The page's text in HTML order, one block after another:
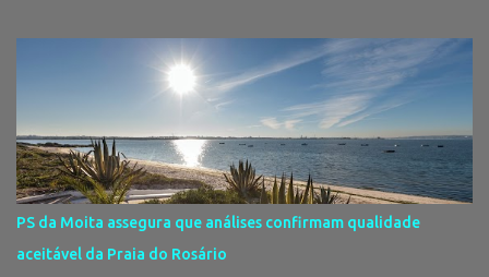
decorreu com total transparência, cumpriu todas as exigências
legais e apenas avançou para ajuste direto depois de três
concursos públicos terem ficado desertos. Município responde às
dúvidas sobre a adjudicação da nova escola A Câmara Municipal
do Montijo veio a público responder às dúvidas levantadas em
torno da adjudicação da construção do futuro Centro Escolar de
Pegões, uma empreitada de cerca de 4,8 milhões de euros que
ganhou destaque após uma notícia publicada pelo Página UM. O
jornal questionou, entre outros aspetos, o recurso ao ajuste direto
PS da Moita assegura que análises confirmam qualidade
aceitável da Praia do Rosário